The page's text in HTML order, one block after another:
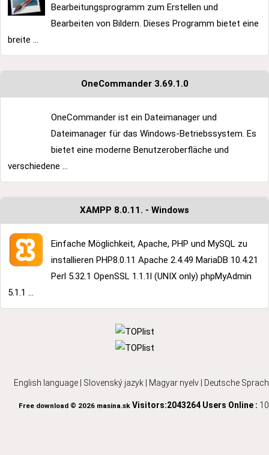
Bearbeitungsprogramm zum Erstellen und
Bearbeiten von Bildern. Dieses Programm bietet eine
breite ...
OneCommander 3.69.1.0
OneCommander ist ein Dateimanager und
Dateimanager für das Windows-Betriebssystem. Es
bietet eine moderne Benutzeroberfläche und
verschiedene ...
XAMPP 8.0.11. - Windows
Einfache Möglichkeit, Apache, PHP und MySQL zu
installieren PHP8.0.11 Apache 2.4.49 MariaDB 10.4.21
Perl 5.32.1 OpenSSL 1.1.1l (UNIX only) phpMyAdmin
5.1.1 ...
English language Slovenský jazyk Magyar nyelv Deutsche
Free download © 2026 masina.skVisitors:2043264 Users Online : 10